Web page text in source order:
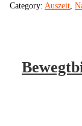
Category: Auszeit